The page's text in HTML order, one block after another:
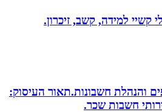
קשיי למידה, קשב, זיכרון.
והנהלת חשבונות.תאור העיסוק:
חשבות שכר.